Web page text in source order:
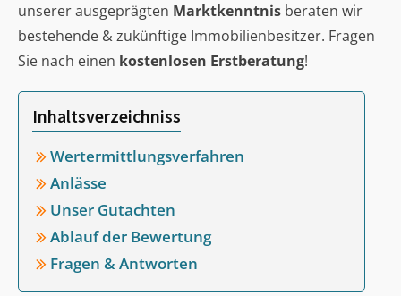
unserer ausgeprägten Marktkenntnis beraten wir
bestehende & zukünftige Immobilienbesitzer. Fragen
Sie nach einen kostenlosen Erstberatung!
Inhaltsverzeichniss
Wertermittlungsverfahren
Anlässe
Unser Gutachten
Ablauf der Bewertung
Fragen & Antworten